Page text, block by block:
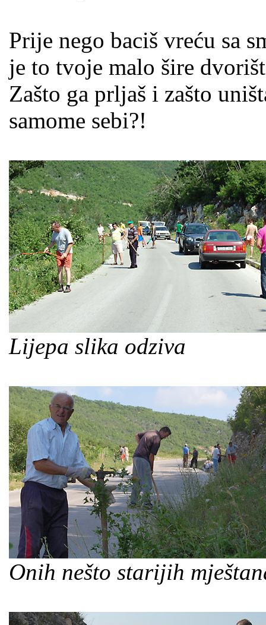
Prije nego baciš vreću sa
je to tvoje malo šire
Zašto ga prljaš i zašto
samome sebi?!
Lijepa slika odziva
Onih nešto starijih